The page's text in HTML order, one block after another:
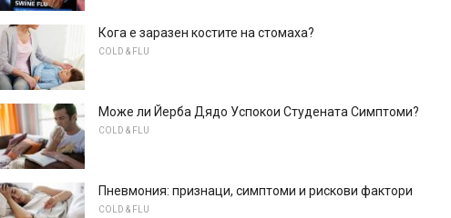
Кога е заразен костите на стомаха?
COLD & FLU
Може ли Йерба Дядо Успокои Студената Симптоми?
COLD & FLU
Пневмония: признаци, симптоми и рискови фактори
COLD & FLU